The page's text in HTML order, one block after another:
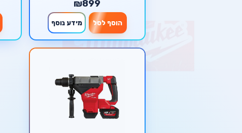
₪899
הוסף לסל מידע נוסף